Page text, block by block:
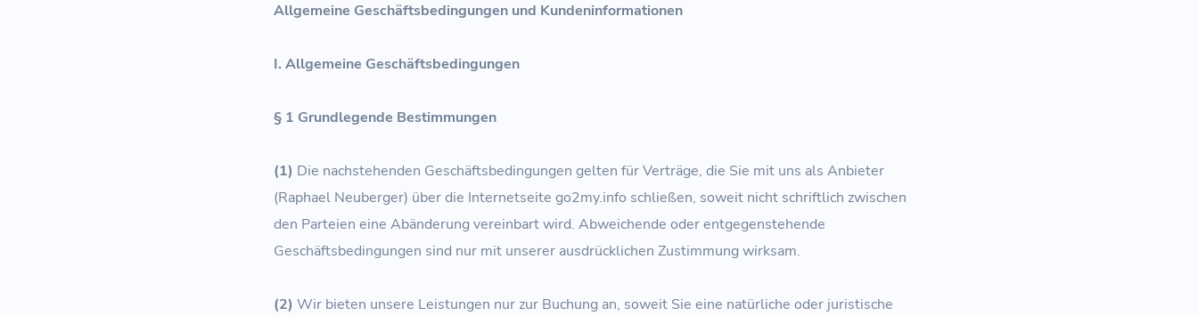
Allgemeine Geschäftsbedingungen und Kundeninformationen
I. Allgemeine Geschäftsbedingungen
§ 1 Grundlegende Bestimmungen
(1) Die nachstehenden Geschäftsbedingungen gelten für Verträge, die Sie mit uns als Anbieter
(Raphael Neuberger) über die Internetseite go2my.info schließen, soweit nicht schriftlich zwischen
den Parteien eine Abänderung vereinbart wird. Abweichende oder entgegenstehende
Geschäftsbedingungen sind nur mit unserer ausdrücklichen Zustimmung wirksam.
(2) Wir bieten unsere Leistungen nur zur Buchung an, soweit Sie eine natürliche oder juristische